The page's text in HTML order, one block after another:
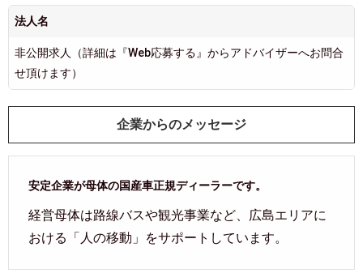
法人名
非公開求人（詳細は『Web応募する』からアドバイザーへお問合
せ頂けます）
企業からのメッセージ
安定企業が母体の国産車正規ディーラーです。
経営母体は路線バスや観光事業など、広島エリアに
おける「人の移動」をサポートしています。